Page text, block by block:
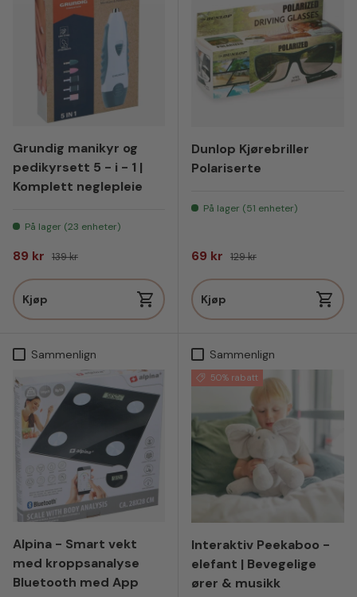
Grundig manikyr og
pedikyrsett 5 - i - 1 |
Komplett neglepleie
På lager (23 enheter)
Salgspris
89 kr Vanlig pris
139 kr
Kjøp
Dunlop Kjørebriller
Polariserte
På lager (51 enheter)
Salgspris
69 kr Vanlig pris
129 kr
Kjøp
Sammenlign
Alpina - Smart vekt
med kroppsanalyse
Bluetooth med App
Sammenlign
50% rabatt
Interaktiv Peekaboo -
elefant | Bevegelige
ører & musikk